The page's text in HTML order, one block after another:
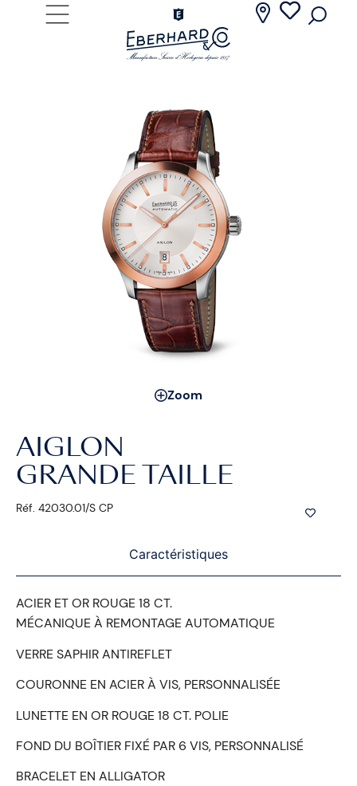
Zoom
AIGLON
GRANDE TAILLE
Réf. 42030.01/S CP
Caractéristiques
ACIER ET OR ROUGE 18 CT.
MÉCANIQUE À REMONTAGE AUTOMATIQUE
VERRE SAPHIR ANTIREFLET
COURONNE EN ACIER À VIS, PERSONNALISÉE
LUNETTE EN OR ROUGE 18 CT. POLIE
FOND DU BOÎTIER FIXÉ PAR 6 VIS, PERSONNALISÉ
BRACELET EN ALLIGATOR